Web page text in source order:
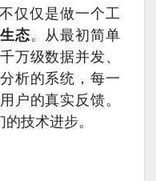
仅仅是做一个工
态。从最初简单
万级数据并发、
析的系统，每一
户的真实反馈。
技术进步。